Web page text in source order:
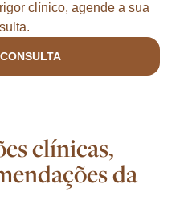
clínico, agende a sua
clínicas,
da